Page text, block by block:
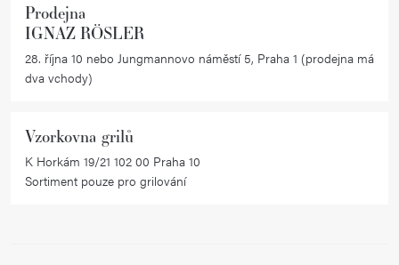
Prodejna
IGNAZ RÖSLER
28. října 10 nebo Jungmannovo náměstí 5, Praha 1 (prodejna má
dva vchody)
Vzorkovna grilů
K Horkám 19/21 102 00 Praha 10
Sortiment pouze pro grilování